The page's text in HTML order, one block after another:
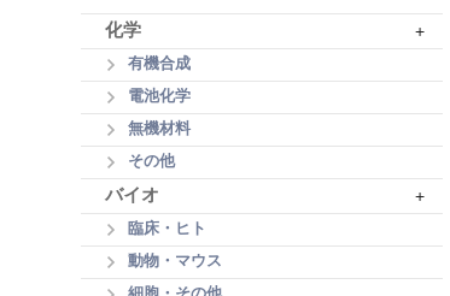
化学 +
有機合成
電池化学
無機材料
その他
バイオ +
臨床・ヒト
動物・マウス